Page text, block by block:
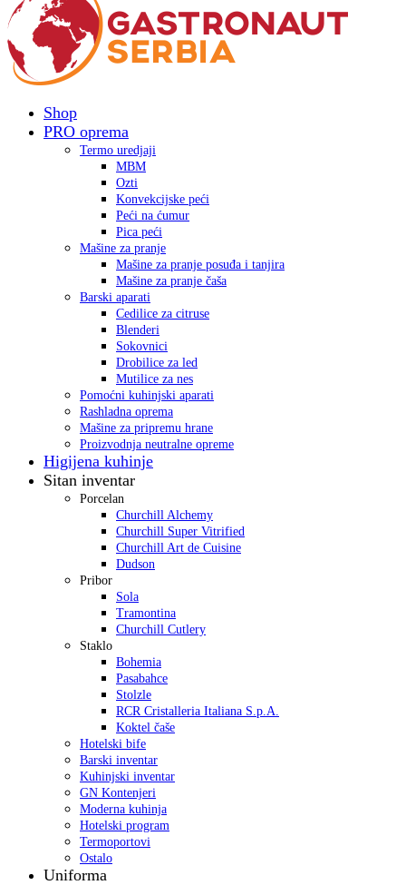
Shop
PRO oprema
Termo uredjaji
MBM
Ozti
Konvekcijske peći
Peći na ćumur
Pica peći
Mašine za pranje
Mašine za pranje posuđa i tanjira
Mašine za pranje čaša
Barski aparati
Cedilice za citruse
Blenderi
Sokovnici
Drobilice za led
Mutilice za nes
Pomoćni kuhinjski aparati
Rashladna oprema
Mašine za pripremu hrane
Proizvodnja neutralne opreme
Higijena kuhinje
Sitan inventar
Porcelan
Churchill Alchemy
Churchill Super Vitrified
Churchill Art de Cuisine
Dudson
Pribor
Sola
Tramontina
Churchill Cutlery
Staklo
Bohemia
Pasabahce
Stolzle
RCR Cristalleria Italiana S.p.A.
Koktel čaše
Hotelski bife
Barski inventar
Kuhinjski inventar
GN Kontenjeri
Moderna kuhinja
Hotelski program
Termoportovi
Ostalo
Uniforma